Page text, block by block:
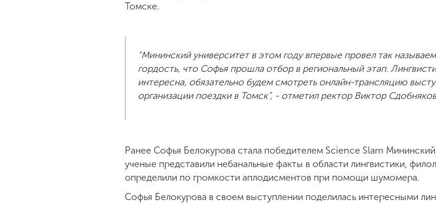
Томске.
“Мининский университет в этом году впервые провел так
гордость, что Софья прошла отбор в региональный этап.
интересна, обязательно будем смотреть онлайн-трансляцию
организации поездки в Томск”, - отметил ректор Виктор
Ранее Софья Белокурова стала победителем Science Slam
ученые представили небанальные факты в области лингвистики,
определили по громкости аплодисментов при помощи шумомера.
Софья Белокурова в своем выступлении поделилась интересными